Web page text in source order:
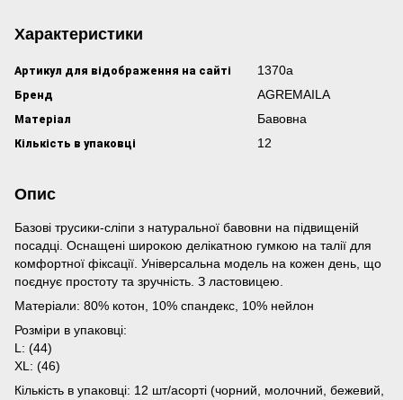
Характеристики
Артикул для відображення на сайті 1370а
Бренд AGREMAILA
Матеріал Бавовна
Кількість в упаковці 12
Опис
Базові трусики-сліпи з натуральної бавовни на підвищеній
посадці. Оснащені широкою делікатною гумкою на талії для
комфортної фіксації. Універсальна модель на кожен день, що
поєднує простоту та зручність. З ластовицею.
Матеріали: 80% котон, 10% спандекс, 10% нейлон
Розміри в упаковці:
L: (44)
XL: (46)
Кількість в упаковці: 12 шт/асорті (чорний, молочний, бежевий,